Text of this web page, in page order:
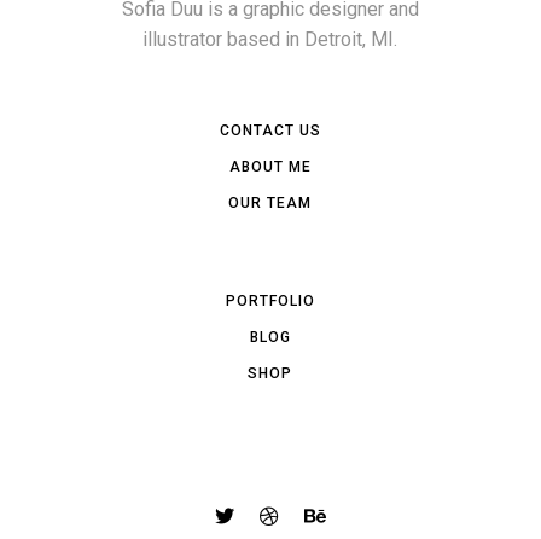
CONTACT US
ABOUT ME
OUR TEAM
Sofia Duu is a graphic designer and
illustrator based in Detroit, MI.
PORTFOLIO
BLOG
SHOP